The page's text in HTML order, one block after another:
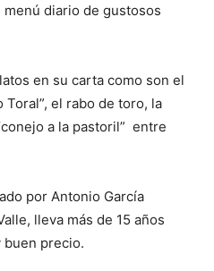
menú diario de gustosos
en su carta como son el
Toral”, el rabo de toro, la
a la pastoril” entre
por Antonio García
lleva más de 15 años
buen precio.